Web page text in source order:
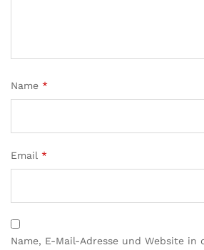
Name *
Email *
Name, E-Mail-Adresse und Website in